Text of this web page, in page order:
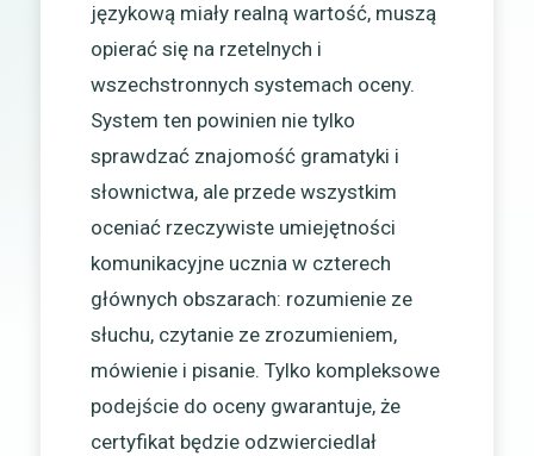
językową miały realną wartość, muszą
opierać się na rzetelnych i
wszechstronnych systemach oceny.
System ten powinien nie tylko
sprawdzać znajomość gramatyki i
słownictwa, ale przede wszystkim
oceniać rzeczywiste umiejętności
komunikacyjne ucznia w czterech
głównych obszarach: rozumienie ze
słuchu, czytanie ze zrozumieniem,
mówienie i pisanie. Tylko kompleksowe
podejście do oceny gwarantuje, że
certyfikat będzie odzwierciedlał